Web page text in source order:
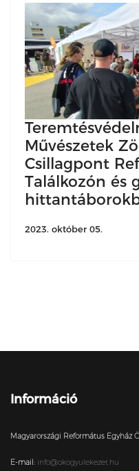
Művészetek
Csillagpont
Találkozón és
2023. október 05.
Információ
Magyarországi Református Egyház
E-mail: info@okogyulekezet.hu